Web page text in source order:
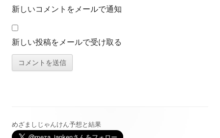
新しいコメントをメールで通知
新しい投稿をメールで受け取る
メ
めざましじゃんけん予想と結果